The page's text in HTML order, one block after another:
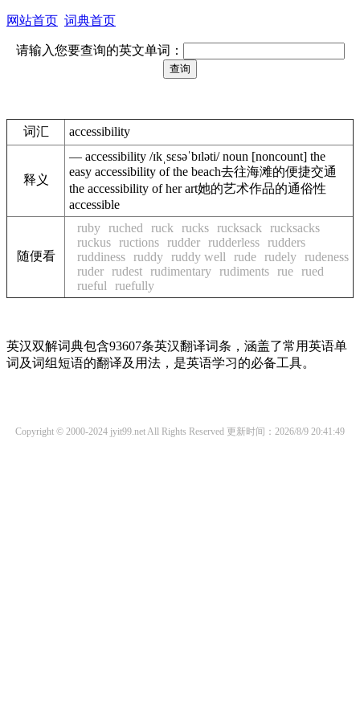
网站首页 词典首页
请输入您要查询的英文单词：
词汇 accessibility
释义
— accessibility /ɪkˌsɛsəˈbɪləti/ noun [noncount] the
easy accessibility of the beach去往海滩的便捷交通
the accessibility of her art她的艺术作品的通俗性
accessible
随便看
ruby ruched ruck rucks rucksack
rucksacks
ruckus ructions rudder rudderless rudders
ruddiness ruddy ruddy well rude rudely rudeness
ruder rudest rudimentary rudiments rue rued
rueful
ruefully
英汉双解词典包含93607条英汉翻译词条，涵盖了常用英语单
词及词组短语的翻译及用法，是英语学习的必备工具。
Copyright © 2000-2024 jyit99.net All Rights Reserved 更新时间：2026/8/9 20:41:49